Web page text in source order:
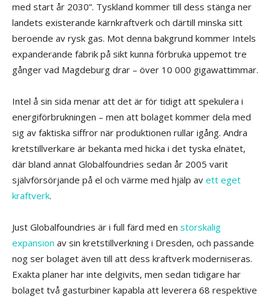
med start år 2030”. Tyskland kommer till dess stänga ner
landets existerande kärnkraftverk och därtill minska sitt
beroende av rysk gas. Mot denna bakgrund kommer Intels
expanderande fabrik på sikt kunna förbruka uppemot tre
gånger vad Magdeburg drar – över 10 000 gigawattimmar.
Intel å sin sida menar att det är för tidigt att spekulera i
energiförbrukningen – men att bolaget kommer dela med
sig av faktiska siffror när produktionen rullar igång. Andra
kretstillverkare är bekanta med hicka i det tyska elnätet,
där bland annat Globalfoundries sedan år 2005 varit
självförsörjande på el och värme med hjälp av ett eget
kraftverk.
Just Globalfoundries är i full färd med en storskalig
expansion av sin kretstillverkning i Dresden, och passande
nog ser bolaget även till att dess kraftverk moderniseras.
Exakta planer har inte delgivits, men sedan tidigare har
bolaget två gasturbiner kapabla att leverera 68 respektive